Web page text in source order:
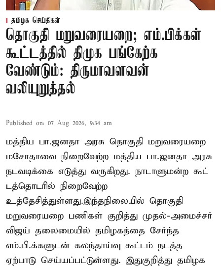
தமிழக செய்திகள்
தொகுதி மறுவரையறை; எம்.பிக்கள்
கூட்டத்தில் திமுக பங்கேற்க
வேண்டும்: திருமாவளவன்
வலியுறுத்தல்
Published on: 07 Aug 2026, 9:34 am
மத்திய பா.ஜனதா அரசு தொகுதி மறுவரையறை
மசோதாவை நிறைவேற்ற மத்திய பா.ஜனதா அரசு
நடவடிக்கை எடுத்து வருகிறது. நாடாளுமன்ற கூட்
டத்தொடரில் நிறைவேற்ற
உத்தேசித்துள்ளது.இந்தநிலையில் தொகுதி
மறுவரையறை பணிகள் குறித்து முதல்-அமைச்சர்
விஜய் தலைமையில் தமிழகத்தை சேர்ந்த
எம்.பி.க்களுடன் கலந்தாய்வு கூட்டம் நடத்த
ஏற்பாடு செய்யப்பட்டுள்ளது. இதுகுறித்து தமிழக